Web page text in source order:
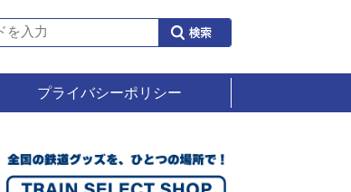
プライバシーポリシー